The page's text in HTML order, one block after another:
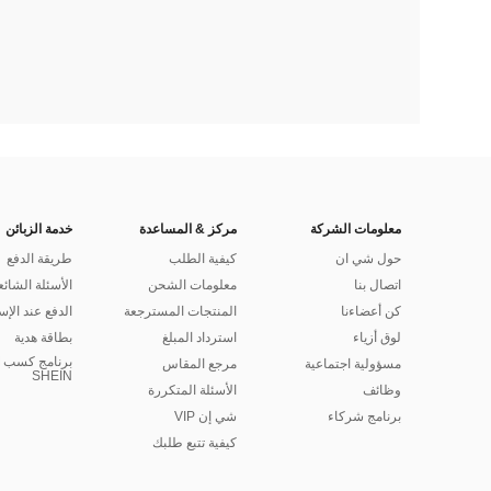
معلومات الشركة
حول شي ان
اتصال بنا
كن أعضاءنا
لوق أزياء
مسؤولية اجتماعية
وظائف
برنامج شركاء
مركز & المساعدة
كيفية الطلب
معلومات الشحن
المنتجات المسترجعة
استرداد المبلغ
مرجع المقاس
الأسئلة المتكررة
شي إن VIP
كيفية تتبع طلبك
خدمة الزبائن
طريقة الدفع
الأسئلة
الدفع عند
بطاقة هدية
برنامج كسب
SHEIN